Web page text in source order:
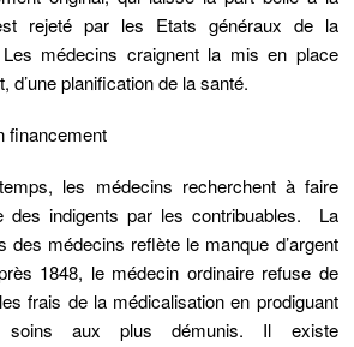
rejeté par les Etats généraux de la
Les médecins craignent la mis en place
d’une planification de la santé.
financement
les médecins recherchent à faire
des indigents par les contribuables. La
des médecins reflète le manque d’argent
1848, le médecin ordinaire refuse de
frais de la médicalisation en prodiguant
soins aux plus démunis. Il existe